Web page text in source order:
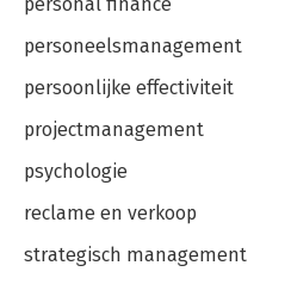
personeelsmanagement
persoonlijke effectiviteit
projectmanagement
psychologie
reclame en verkoop
strategisch management